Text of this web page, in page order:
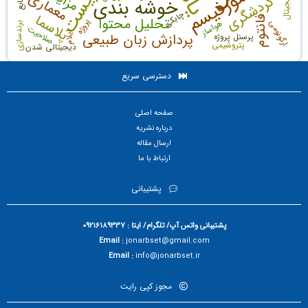
خوشه بندی
پردازش زبان طبیعی
تحلیل محتوا پلاسما گردشگری
فانتومارگونومی دیجیتالی شدنبرندسازی پرسنل پروژه
پتروشیمی
چابکی پروژه صلاحیت ایلام هواساز
دسترسی سریع
صفحه اصلی
درباره نشریه
ارسال مقاله
ارتباط با ما
پشتیبانی
پشتیبانی واتس آپ/ تلگرام/ ایتا : 09216189337
Email :jonarbset@gmail.com
Email :info@jonarbset.ir
مجوز کپی رایت